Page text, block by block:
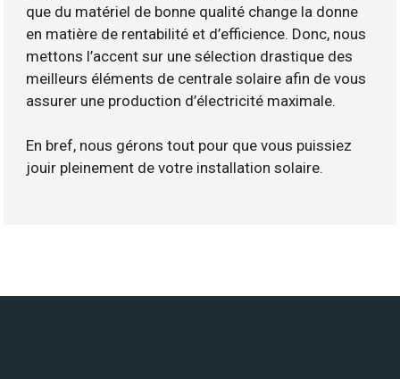
que du matériel de bonne qualité change la donne
en matière de rentabilité et d’efficience. Donc, nous
mettons l’accent sur une sélection drastique des
meilleurs éléments de centrale solaire afin de vous
assurer une production d’électricité maximale.
En bref, nous gérons tout pour que vous puissiez
jouir pleinement de votre installation solaire.